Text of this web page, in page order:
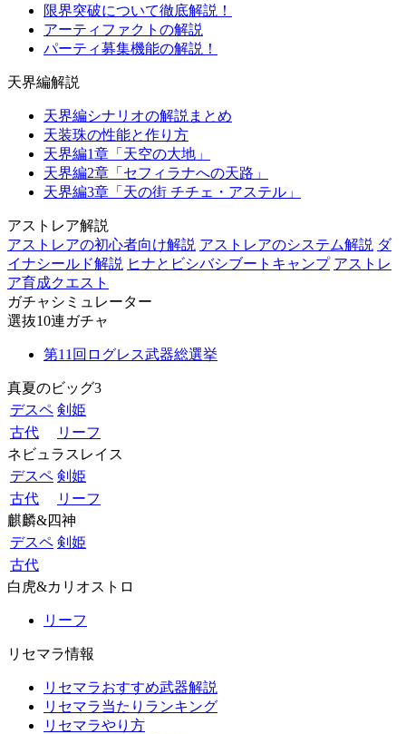
限界突破について徹底解説！
アーティファクトの解説
パーティ募集機能の解説！
天界編解説
天界編シナリオの解説まとめ
天装珠の性能と作り方
天界編1章「天空の大地」
天界編2章「セフィラナへの天路」
天界編3章「天の街 チチェ・アステル」
アストレア解説
アストレアの初心者向け解説 アストレアのシステム解説 ダ
イナシールド解説 ヒナとビシバシブートキャンプ アストレ
ア育成クエスト
ガチャシミュレーター
選抜10連ガチャ
第11回ログレス武器総選挙
真夏のビッグ3
デスペ 剣姫
古代
リーフ
ネビュラスレイス
デスペ 剣姫
古代
リーフ
麒麟&四神
デスペ 剣姫
古代
白虎&カリオストロ
リーフ
リセマラ情報
リセマラおすすめ武器解説
リセマラ当たりランキング
リセマラやり方